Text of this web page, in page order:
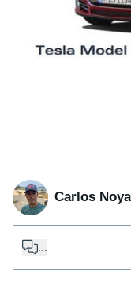
Carlos Noya